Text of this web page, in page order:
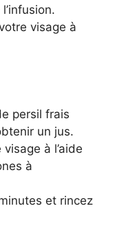
visage à
persil frais
un jus.
à l’aide
à
et rincez